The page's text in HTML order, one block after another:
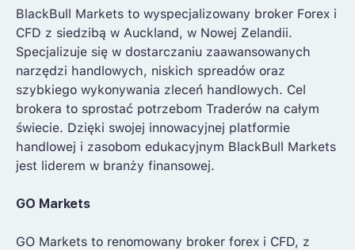
BlackBull Markets to wyspecjalizowany broker Forex i
CFD z siedzibą w Auckland, w Nowej Zelandii.
Specjalizuje się w dostarczaniu zaawansowanych
narzędzi handlowych, niskich spreadów oraz
szybkiego wykonywania zleceń handlowych. Cel
brokera to sprostać potrzebom Traderów na całym
świecie. Dzięki swojej innowacyjnej platformie
handlowej i zasobom edukacyjnym BlackBull Markets
jest liderem w branży finansowej.
GO Markets
GO Markets to renomowany broker forex i CFD, z